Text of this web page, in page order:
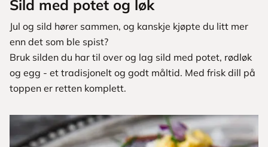
Sild med potet og løk
Jul og sild hører sammen, og kanskje kjøpte du litt mer
enn det som ble spist?
Bruk silden du har til over og lag sild med potet, rødløk
og egg - et tradisjonelt og godt måltid. Med frisk dill på
toppen er retten komplett.